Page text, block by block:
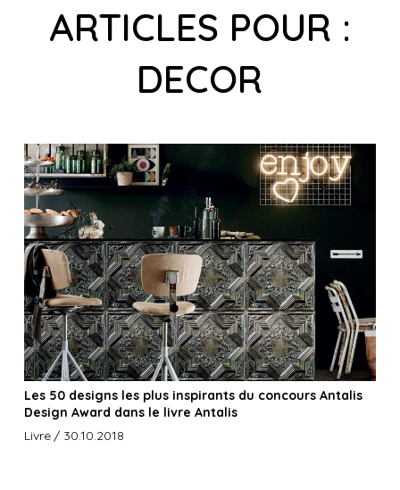
ARTICLES POUR :
DECOR
Les 50 designs les plus inspirants du concours Antalis
Design Award dans le livre Antalis
Livre / 30.10.2018